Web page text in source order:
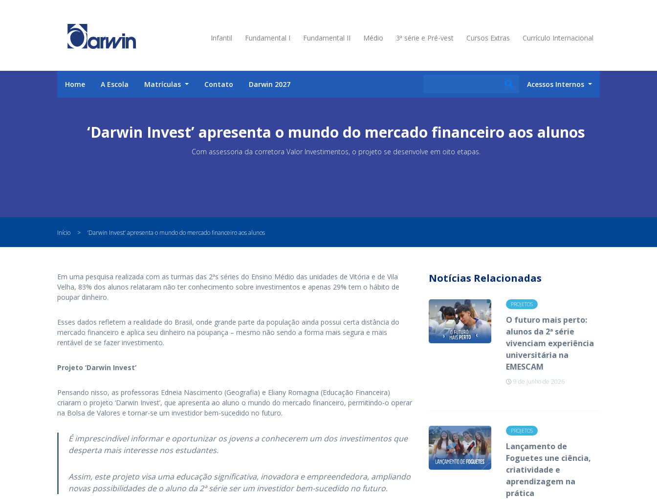
Infantil Fundamental I Fundamental II Médio 3ª série e Pré-vest Cursos Extras Currículo Internacional
Home A Escola Matrículas Contato Darwin 2027 Acessos Internos
‘Darwin Invest’ apresenta o mundo do mercado financeiro aos alunos
Com assessoria da corretora Valor Investimentos, o projeto se desenvolve em oito etapas.
Início > ‘Darwin Invest’ apresenta o mundo do mercado financeiro aos alunos
Em uma pesquisa realizada com as turmas das 2ªs séries do Ensino Médio das unidades de Vitória e de Vila
Velha, 83% dos alunos relataram não ter conhecimento sobre investimentos e apenas 29% tem o hábito de
poupar dinheiro.
Esses dados refletem a realidade do Brasil, onde grande parte da população ainda possui certa distância do
mercado financeiro e aplica seu dinheiro na poupança – mesmo não sendo a forma mais segura e mais
rentável de se fazer investimento.
Projeto ‘Darwin Invest’
Pensando nisso, as professoras Edneia Nascimento (Geografia) e Eliany Romagna (Educação Financeira)
criaram o projeto ‘Darwin Invest’, que apresenta ao aluno o mundo do mercado financeiro, permitindo-o operar
na Bolsa de Valores e tornar-se um investidor bem-sucedido no futuro.
É imprescindível informar e oportunizar os jovens a conhecerem um dos investimentos que
desperta mais interesse nos estudantes.
Assim, este projeto visa uma educação significativa, inovadora e empreendedora, ampliando
novas possibilidades de o aluno da 2ª série ser um investidor bem-sucedido no futuro.
Notícias Relacionadas
PROJETOS
O futuro mais perto:
alunos da 2ª série
vivenciam experiência
universitária na
EMESCAM
9 de junho de 2026
PROJETOS
Lançamento de
Foguetes une ciência,
criatividade e
aprendizagem na
prática